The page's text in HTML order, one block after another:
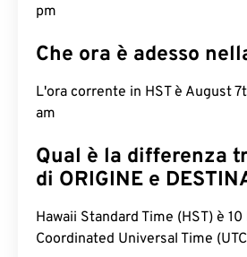
pm
Che ora è adesso
L'ora corrente in HST è August
am
Qual è la differenza
di ORIGINE e
Hawaii Standard Time (HST) è
Coordinated Universal Time